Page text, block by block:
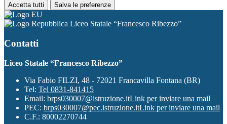
Accetta tutti Salva le preferenze
Liceo Statale “Francesco Ribezzo”
Contatti
Liceo Statale “Francesco Ribezzo”
Via Fabio FILZI, 48 - 72021 Francavilla Fontana (BR)
Tel: Tel 0831-841415
Email: brps030007@istruzione.itLink per inviare una mail
PEC: brps030007@pec.istruzione.itLink per inviare una mail
C.F.: 80002270744